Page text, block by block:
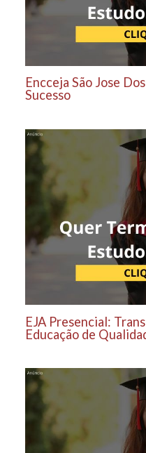
Encceja São Jose
Sucesso
EJA Presencial:
Educação de